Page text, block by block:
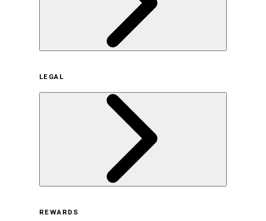
サステナビリティの取り組み（日本）
サステナビリティの取り組み（米国/英語）
ヒストリー
採用情報
LEGAL
REWARDS